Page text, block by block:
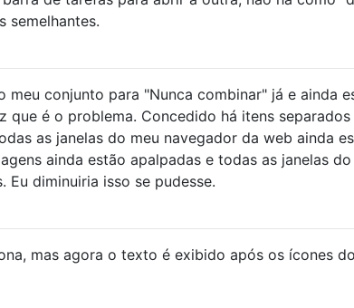
semelhantes.
meu conjunto para "Nunca combinar" já e ainda
que é o problema. Concedido há itens
as janelas do meu navegador da web ainda
ainda estão apalpadas e todas as janelas
Eu diminuiria isso se pudesse.
mas agora o texto é exibido após os ícones